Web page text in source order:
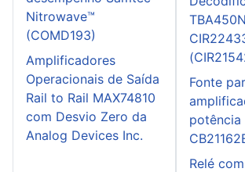
Nitrowave™
(COMD193)
Amplificadores
Operacionais de Saída
Rail to Rail MAX74810
com Desvio Zero da
Analog Devices Inc.
Fonte
potência
Relé